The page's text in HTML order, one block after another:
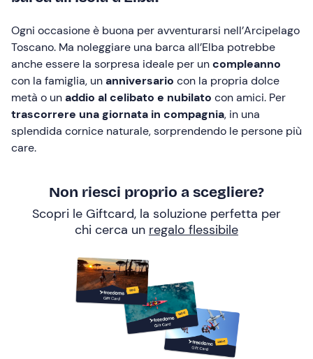
Ogni occasione è buona per avventurarsi nell’Arcipelago
Toscano. Ma noleggiare una barca all’Elba potrebbe
anche essere la sorpresa ideale per uncompleanno
con la famiglia, unanniversario con la propria dolce
metà o unaddio al celibato e nubilato con amici. Per
trascorrere una giornata in compagnia, in una
splendida cornice naturale, sorprendendo le persone più
care.
Non riesci proprio a scegliere?
Scopri le Giftcard, la soluzione perfetta per
chi cerca un regalo flessibile